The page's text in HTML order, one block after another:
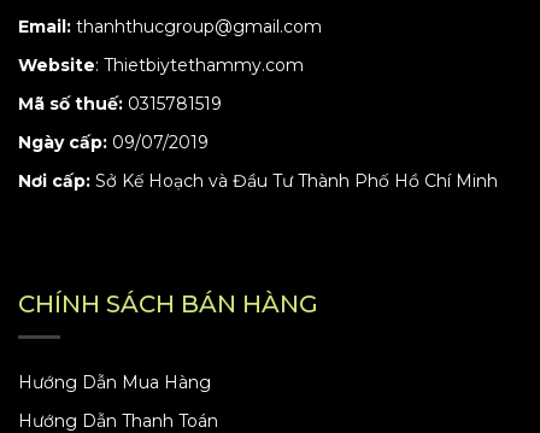
Email: thanhthucgroup@gmail.com
Website: Thietbiytethammy.com
Mã số thuế: 0315781519
Ngày cấp: 09/07/2019
Nơi cấp: Sở Kế Hoạch và Đầu Tư Thành Phố Hồ Chí Minh
CHÍNH SÁCH BÁN HÀNG
Hướng Dẫn Mua Hàng
Hướng Dẫn Thanh Toán